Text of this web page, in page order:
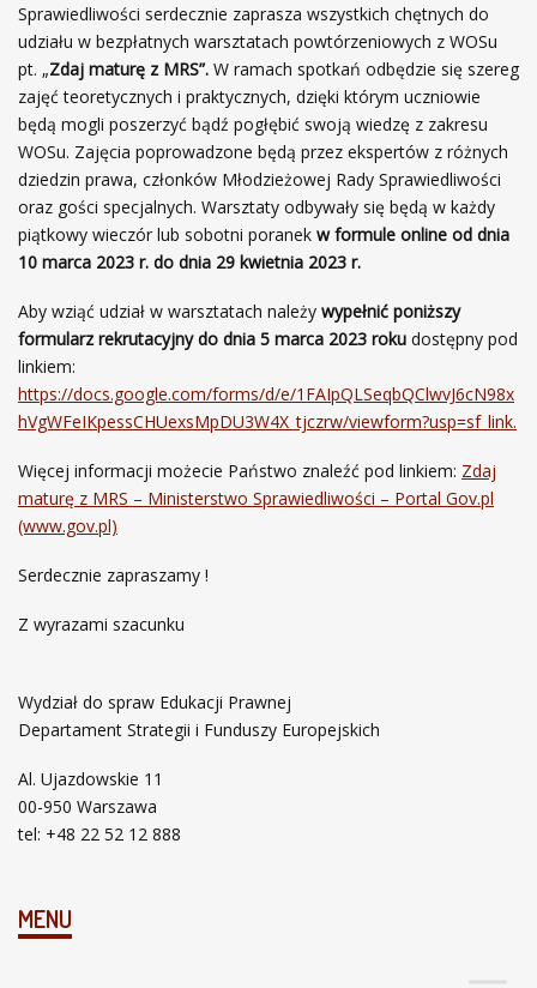
a
Sprawiedliwości serdecznie zaprasza wszystkich chętnych do
udziału w bezpłatnych warsztatach powtórzeniowych z WOSu
pt. „Zdaj maturę z MRS”. W ramach spotkań odbędzie się szereg
zajęć teoretycznych i praktycznych, dzięki którym uczniowie
będą mogli poszerzyć bądź pogłębić swoją wiedzę z zakresu
WOSu. Zajęcia poprowadzone będą przez ekspertów z różnych
dziedzin prawa, członków Młodzieżowej Rady Sprawiedliwości
oraz gości specjalnych. Warsztaty odbywały się będą w każdy
piątkowy wieczór lub sobotni poranek w formule online od dnia
10 marca 2023 r. do dnia 29 kwietnia 2023 r.
Aby wziąć udział w warsztatach należy wypełnić poniższy
formularz rekrutacyjny do dnia 5 marca 2023 roku dostępny pod
linkiem:
https://docs.google.com/forms/d/e/1FAIpQLSeqbQClwvJ6cN98x
hVgWFeIKpessCHUexsMpDU3W4X_tjczrw/viewform?usp=sf_link.
Więcej informacji możecie Państwo znaleźć pod linkiem: Zdaj
maturę z MRS – Ministerstwo Sprawiedliwości – Portal Gov.pl
(www.gov.pl)
Serdecznie zapraszamy !
Z wyrazami szacunku
Wydział do spraw Edukacji Prawnej
Departament Strategii i Funduszy Europejskich
Al. Ujazdowskie 11
00-950 Warszawa
tel: +48 22 52 12 888
MENU